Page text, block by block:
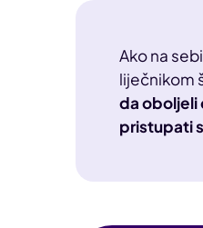
Ako na
liječnikom
da oboljeli
pristupati